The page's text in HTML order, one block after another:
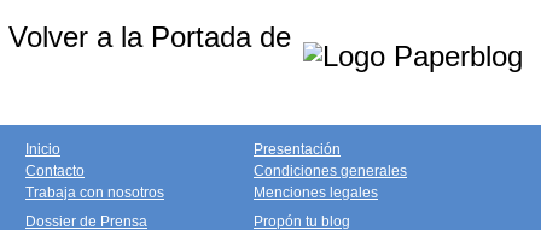
Volver a la Portada de
Inicio
Contacto
Trabaja con nosotros
Presentación
Condiciones generales
Menciones legales
Dossier de Prensa
Propón tu blog